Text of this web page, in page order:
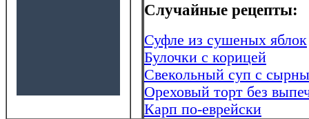
Случайные рецепты:
Суфле из сушеных яблок
Булочки с корицей
Свекольный суп с
Ореховый торт без
Карп по-еврейски